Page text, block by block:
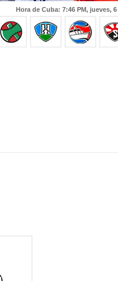
Hora de Cuba: 7:46 PM, jueves,